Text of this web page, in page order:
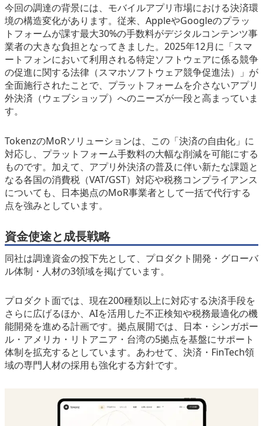
今回の調達の背景には、モバイルアプリ市場における決済環
境の構造変化があります。従来、AppleやGoogleのプラッ
トフォームが課す最大30%の手数料がデジタルコンテンツ事
業者の大きな負担となってきました。2025年12月に「スマ
ートフォンにおいて利用される特定ソフトウェアに係る競争
の促進に関する法律（スマホソフトウェア競争促進法）」が
全面施行されたことで、プラットフォームを介さないアプリ
外決済（ウェブショップ）へのニーズが一段と高まっていま
す。
TokenzのMoRソリューションは、この「決済の自由化」に
対応し、プラットフォーム手数料の大幅な削減を可能にする
ものです。加えて、アプリ外決済の普及に伴い新たな課題と
なる各国の消費税（VAT/GST）対応や税務コンプライアンス
についても、日本拠点のMoR事業者として一括で代行する
点を強みとしています。
資金使途と成長戦略
同社は調達資金の投下先として、プロダクト開発・グローバ
ル体制・人材の3領域を掲げています。
プロダクト面では、現在200種類以上に対応する決済手段を
さらに広げるほか、AIを活用した不正検知や税務最適化の機
能開発を進める計画です。拠点展開では、日本・シンガポー
ル・アメリカ・リトアニア・台湾の5拠点を基盤にサポート
体制を拡充するとしています。あわせて、決済・FinTech領
域の専門人材の採用も強化する方針です。